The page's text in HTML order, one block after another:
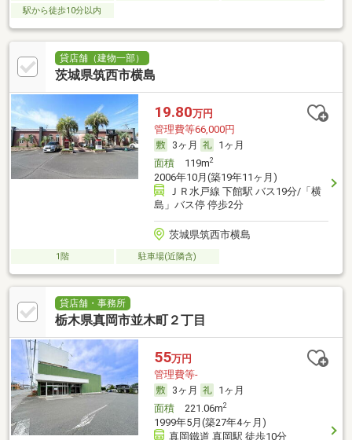
駅から徒歩10分以内
貸店舗（建物一部）
茨城県筑西市横島
19.80万円
管理費等66,000円
3ヶ月
1ヶ月
面積119m2
2006年10月(築19年11ヶ月)
ＪＲ水戸線 下館駅 バス19分/「横
島」バス停 停歩2分
茨城県筑西市横島
1階 駐車場(近隣含)
貸店舗・事務所
栃木県真岡市並木町２丁目
55万円
管理費等-
3ヶ月
1ヶ月
面積221.06m2
1999年5月(築27年4ヶ月)
真岡鐵道 真岡駅 徒歩10分